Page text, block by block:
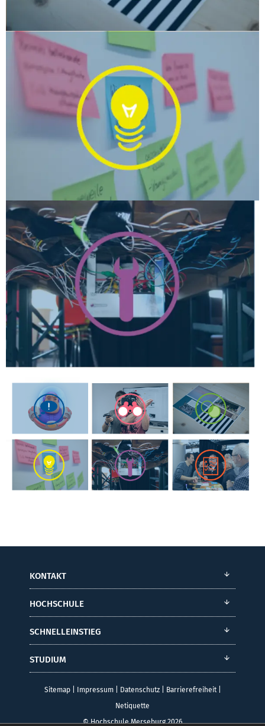
KONTAKT
HOCHSCHULE
SCHNELLEINSTIEG
STUDIUM
Sitemap| Impressum| Datenschutz| Barrierefreiheit|
Netiquette
© Hochschule Merseburg 2026